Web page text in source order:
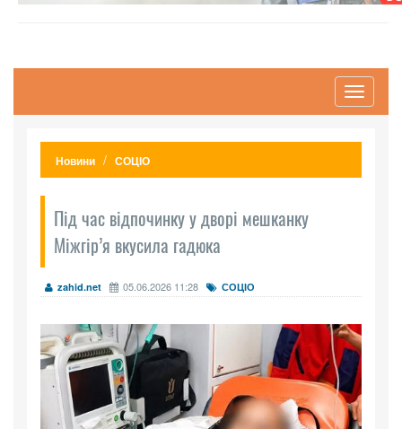
Toggle
Новини СОЦІО
Під час відпочинку у дворі мешканку
Міжгір’я вкусила гадюка
zahid.net 05.06.2026 11:28 СОЦІО